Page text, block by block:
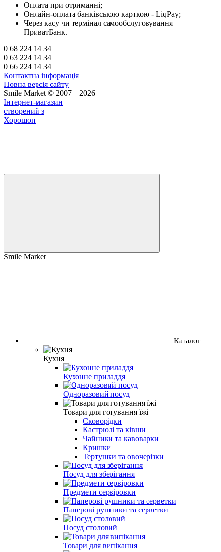
Оплата при отриманні;
Онлайн-оплата банківською карткою - LiqPay;
Через касу чи термінал самообслуговування
ПриватБанк.
0 68 224 14 34
0 63 224 14 34
0 66 224 14 34
Контактна інформація
Повна версія сайту
Smile Market © 2007—2026
Інтернет-магазин
створений з
Хорошоп
Smile Market
Каталог
Кухня
Кухонне приладдя
Одноразовий посуд
Товари для готування їжі
Сковорідки
Кастрюлі та ківши
Чайники та кавоварки
Кришки
Тертушки та овочерізки
Посуд для зберігання
Предмети сервіровки
Паперові рушники та серветки
Посуд столовий
Товари для випікання